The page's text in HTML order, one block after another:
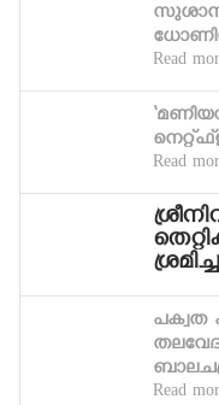
Read
Read
പക്വത
Read